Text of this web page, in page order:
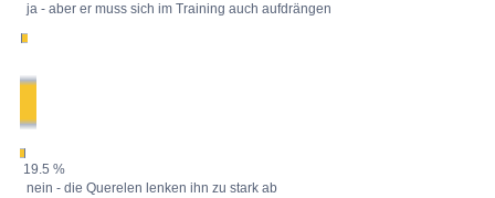
ja - aber er muss sich im Training auch aufdrängen
19.5 %
nein - die Querelen lenken ihn zu stark ab